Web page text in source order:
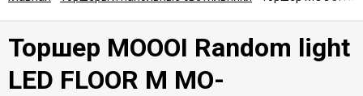
Торшер MOOOI Random light
LED FLOOR M MO-